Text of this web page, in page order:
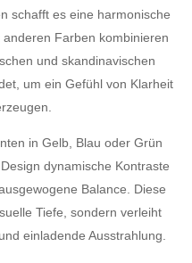
schafft es eine harmonische
Farben kombinieren
und skandinavischen
um ein Gefühl von Klarheit
in Gelb, Blau oder Grün
dynamische Kontraste
Balance. Diese
Tiefe, sondern verleiht
einladende Ausstrahlung.